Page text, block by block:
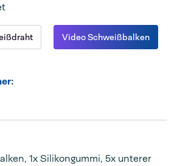
Video Schweißbalken
1x Silikongummi, 5x unterer